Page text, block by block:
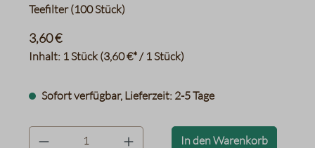
Teefilter (100 Stück)
Inhalt: 1 Stück(3,60 €* / 1 Stück)
3,60 €
Sofort verfügbar, Lieferzeit: 2-5 Tage
product.quantityLabel In den Warenkorb